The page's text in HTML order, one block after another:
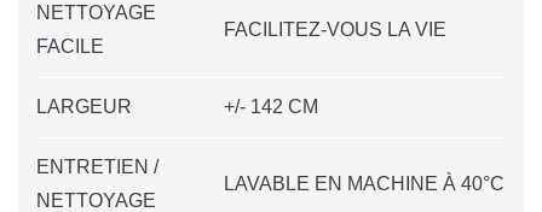
NETTOYAGE
FACILE
FACILITEZ-VOUS LA VIE
LARGEUR +/- 142 CM
ENTRETIEN /
NETTOYAGE
LAVABLE EN MACHINE À 40°C